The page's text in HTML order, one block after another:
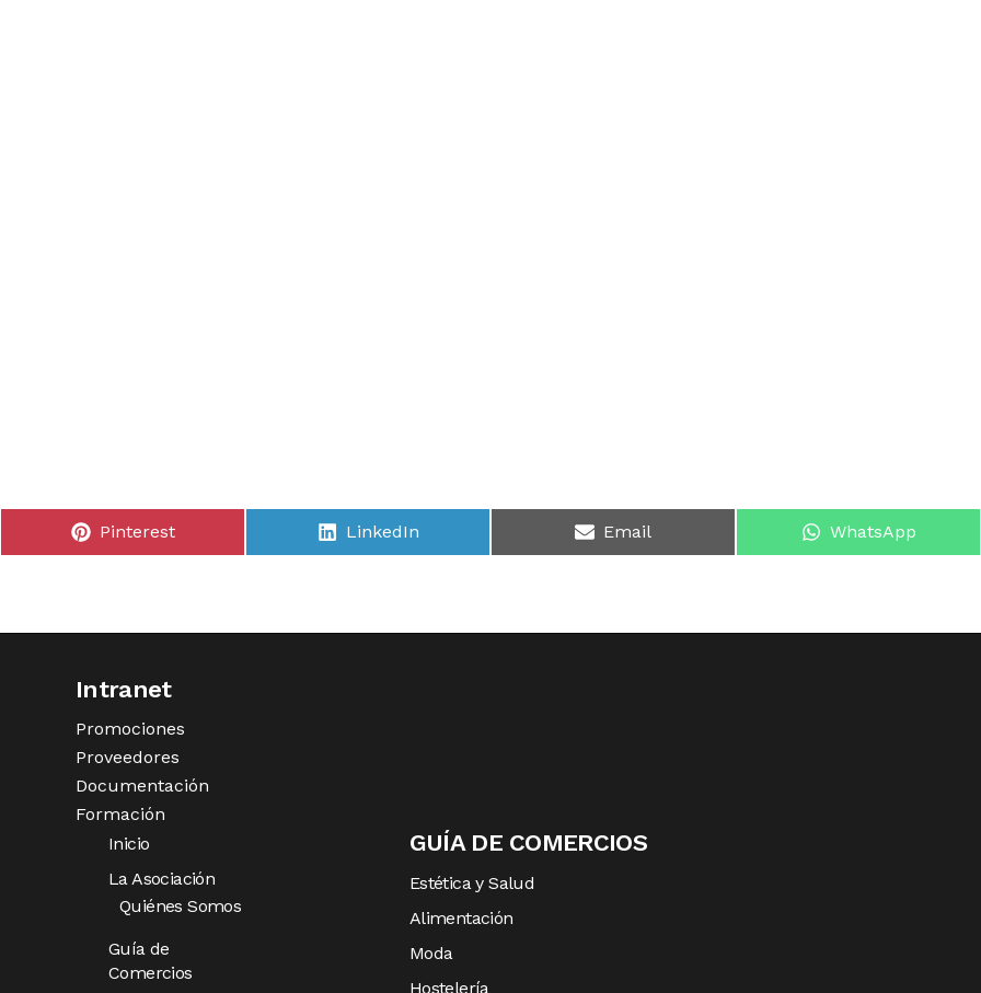
Pinterest LinkedIn Email WhatsApp
Intranet
Promociones
Proveedores
Documentación
Formación
Inicio
La Asociación
Quiénes Somos
Guía de
Comercios
GUÍA DE COMERCIOS
Estética y Salud
Alimentación
Moda
Hostelería